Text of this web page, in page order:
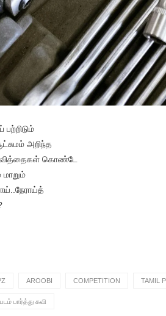
பற்றிடும்
அறிந்த
வித்தைகள் கொண்டே
மாறும்
AROOBI COMPETITION TAMIL
படம் பார்த்து கவி